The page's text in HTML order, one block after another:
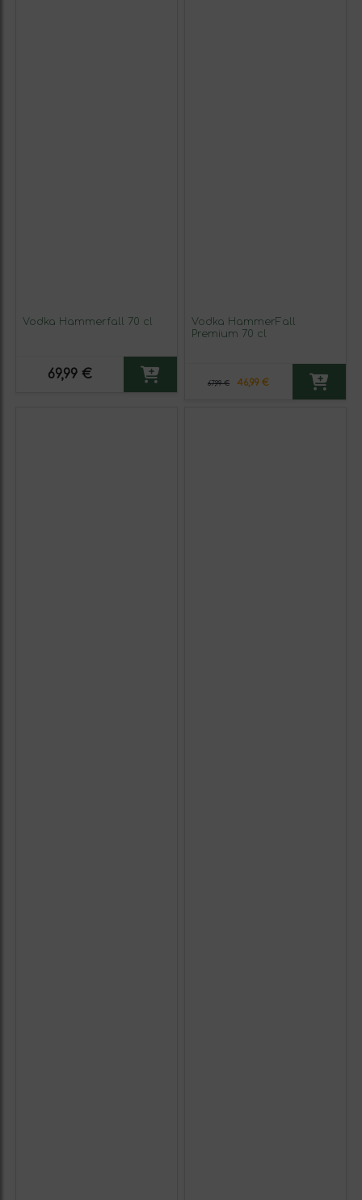
Vodka Hammerfall 70 cl
69,99 €
Vodka HammerFall
Premium 70 cl
67,99 € 46,99 €